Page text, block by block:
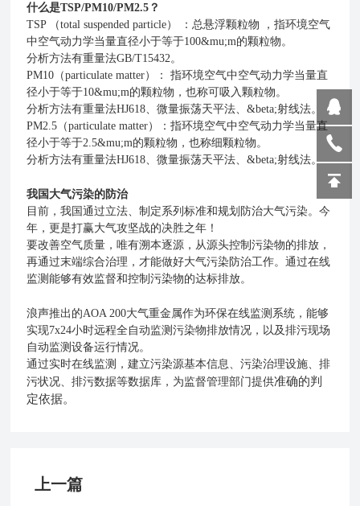
什么是TSP/PM10/PM2.5？
TSP （total suspended particle） ：总悬浮颗粒物 ，指环境空气
中空气动力学当量直径小于等于100&mu;m的颗粒物。
分析方法有重量法GB/T15432。
PM10（particulate matter）： 指环境空气中空气动力学当量直
径小于等于10&mu;m的颗粒物，也称可吸入颗粒物。
分析方法有重量法HJ618、微量振荡天平法、&beta;射线法。
PM2.5（particulate matter）：指环境空气中空气动力学当量直
径小于等于2.5&mu;m的颗粒物，也称细颗粒物。
分析方法有重量法HJ618、微量振荡天平法、&beta;射线法。
我国大气污染的防治
目前，我国通过立法、制定系列标准和规划防治大气污染。今
年，更是打赢大气攻坚战的决胜之年！
要改善空气质量，唯有溯本逐源，从源头控制污染物的排放，
再通过末端综合治理，才能做好大气污染防治工作。通过在线
监测能够有效监督和控制污染物的达标排放。
浪声推出的AOA 200大气重金属作为环保在线监测系统，能够
实现7x24小时远程全自动监测污染物排放情况，以及排污现场
自动监测设备运行情况。
通过实时在线监测，建立污染源基本信息、污染治理设施、排
污状况、排污数据等数据库，为监督管理部门提供准确的判
定依据。
上一篇